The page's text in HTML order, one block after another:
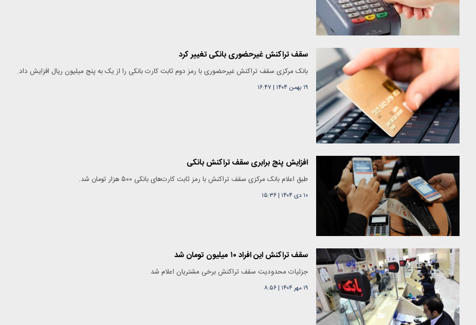
سقف تراکنش غیرحضوری بانکی تغییر کرد
بانک مرکزی سقف تراکنش غیرحضوری با رمز دوم ثابت کارت بانکی را از یک به پنج میلیون ریال افزایش داد.
۱۹ بهمن ۱۴۰۴ | ۱۶:۴۷
افزایش پنج برابری سقف تراکنش بانکی‌
طبق اعلام بانک مرکزی سقف تراکنش با رمز ثابت کارت‌های بانکی ۵۰۰ هزار تومان شد.
۱۰ دی ۱۴۰۴ |۱۵:۳۶
سقف تراکنش این افراد ۱۰ میلیون تومان شد
جزئیات محدودیت‌ سقف تراکنش برخی مشتریان اعلام شد
۱۹ مهر ۱۴۰۴ |۸:۵۶